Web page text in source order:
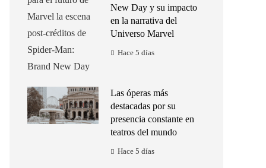
New Day y su impacto
en la narrativa del
Universo Marvel
Hace 5 días
Las óperas más
destacadas por su
presencia constante en
teatros del mundo
Hace 5 días